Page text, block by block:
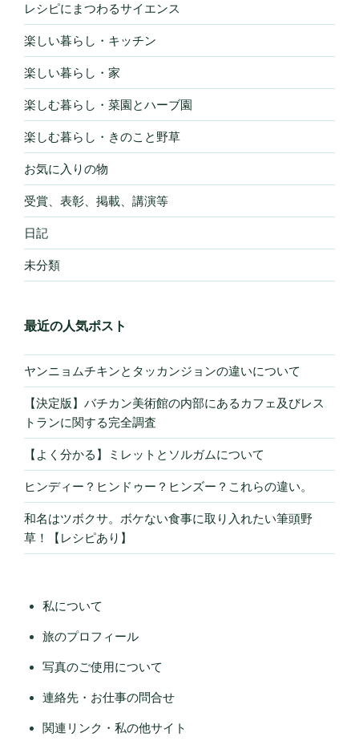
レシピにまつわるサイエンス
楽しい暮らし・キッチン
楽しい暮らし・家
楽しむ暮らし・菜園とハーブ園
楽しむ暮らし・きのこと野草
お気に入りの物
受賞、表彰、掲載、講演等
日記
未分類
最近の人気ポスト
ヤンニョムチキンとタッカンジョンの違いについて
【決定版】バチカン美術館の内部にあるカフェ及びレス
トランに関する完全調査
【よく分かる】ミレットとソルガムについて
ヒンディー？ヒンドゥー？ヒンズー？これらの違い。
和名はツボクサ。ボケない食事に取り入れたい筆頭野
草！【レシピあり】
私について
旅のプロフィール
写真のご使用について
連絡先・お仕事の問合せ
関連リンク・私の他サイト